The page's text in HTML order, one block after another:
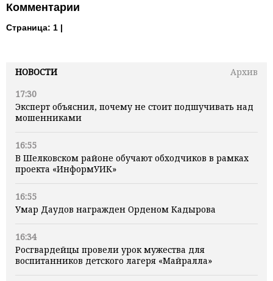
НОВОСТИ
Архив
17:30
Эксперт объяснил, почему не стоит подшучивать над
мошенниками
16:55
В Шелковском районе обучают обходчиков в рамках
проекта «ИнформУИК»
16:55
Умар Даудов награжден Орденом Кадырова
16:34
Росгвардейцы провели урок мужества для
воспитанников детского лагеря «Майралла»
Комментарии
Страница: 1 |